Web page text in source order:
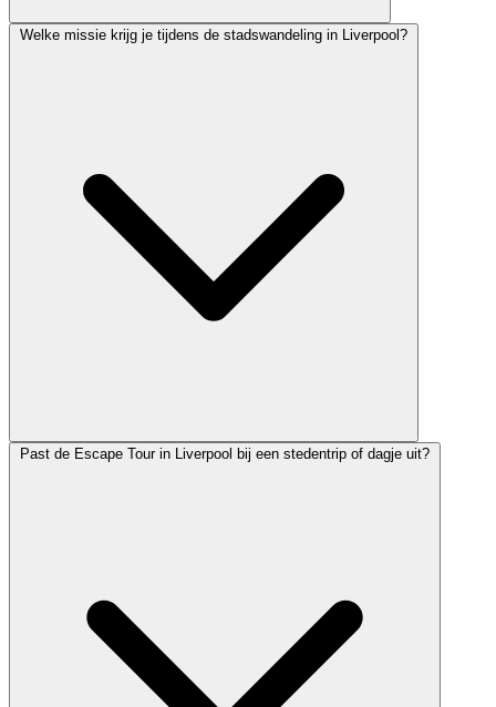
Welke missie krijg je tijdens de stadswandeling in Liverpool?
Past de Escape Tour in Liverpool bij een stedentrip of dagje uit?